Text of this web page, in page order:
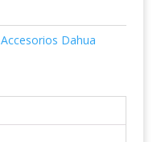
Accesorios Dahua